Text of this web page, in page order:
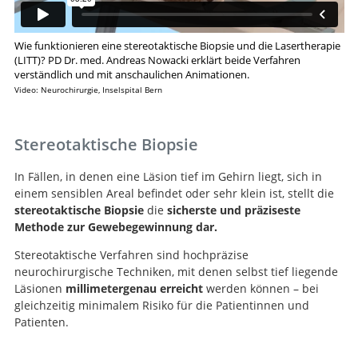
Wie funktionieren eine stereotaktische Biopsie und die Lasertherapie
(LITT)? PD Dr. med. Andreas Nowacki erklärt beide Verfahren
verständlich und mit anschaulichen Animationen.
Video: Neurochirurgie, Inselspital Bern
Stereotaktische Biopsie
In Fällen, in denen eine Läsion tief im Gehirn liegt, sich in
einem sensiblen Areal befindet oder sehr klein ist, stellt die
stereotaktische Biopsiedie sicherste und präziseste
Methode zur Gewebegewinnung dar.
Stereotaktische Verfahren sind hochpräzise
neurochirurgische Techniken, mit denen selbst tief liegende
Läsionen millimetergenau erreichtwerden können – bei
gleichzeitig minimalem Risiko für die Patientinnen und
Patienten.